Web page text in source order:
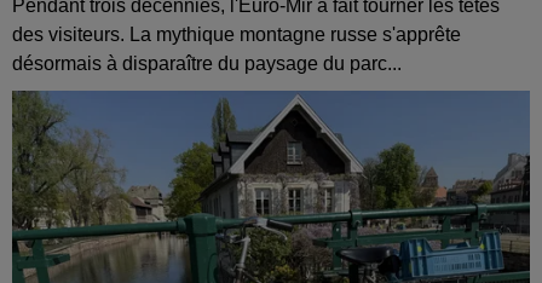
Pendant trois décennies, l'Euro-Mir a fait tourner les têtes
des visiteurs. La mythique montagne russe s'apprête
désormais à disparaître du paysage du parc...